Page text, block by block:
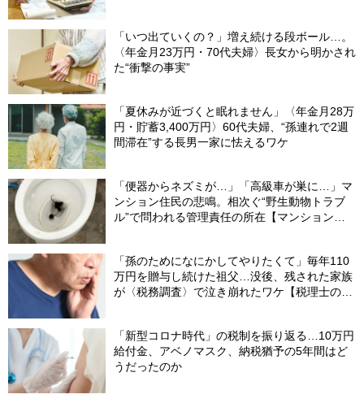
「いつ出ていくの？」増え続ける段ボール…。
〈年金月23万円・70代夫婦〉長女から明かされ
た“衝撃の事実”
「夏休みが近づくと眠れません」〈年金月28万
円・貯蓄3,400万円〉60代夫婦、“孫連れで2週
間滞在”する長男一家に怯えるワケ
「便器からネズミが…」「高級車が巣に…」マ
ンション住民の悲鳴。相次ぐ“野生動物トラブ
ル”で問われる管理責任の所在【マンション管
「孫のためになにかしてやりたくて」毎年110
万円を贈与し続けた祖父…没後、残された家族
が〈税務調査〉で泣き崩れたワケ【税理士の助
「新型コロナ時代」の税制を振り返る…10万円
給付金、アベノマスク、納税猶予の5年間はど
うだったのか